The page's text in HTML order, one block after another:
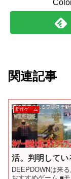
関連記事
新作ゲーム
活。判明してい
DEEPDOWN